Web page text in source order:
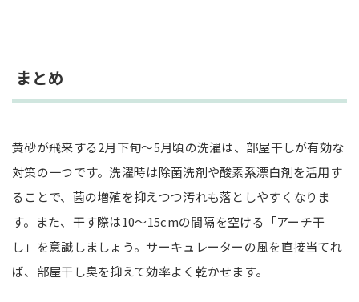
まとめ
黄砂が飛来する2月下旬〜5月頃の洗濯は、部屋干しが有効な
対策の一つです。洗濯時は除菌洗剤や酸素系漂白剤を活用す
ることで、菌の増殖を抑えつつ汚れも落としやすくなりま
す。また、干す際は10〜15cmの間隔を空ける「アーチ干
し」を意識しましょう。サーキュレーターの風を直接当てれ
ば、部屋干し臭を抑えて効率よく乾かせます。